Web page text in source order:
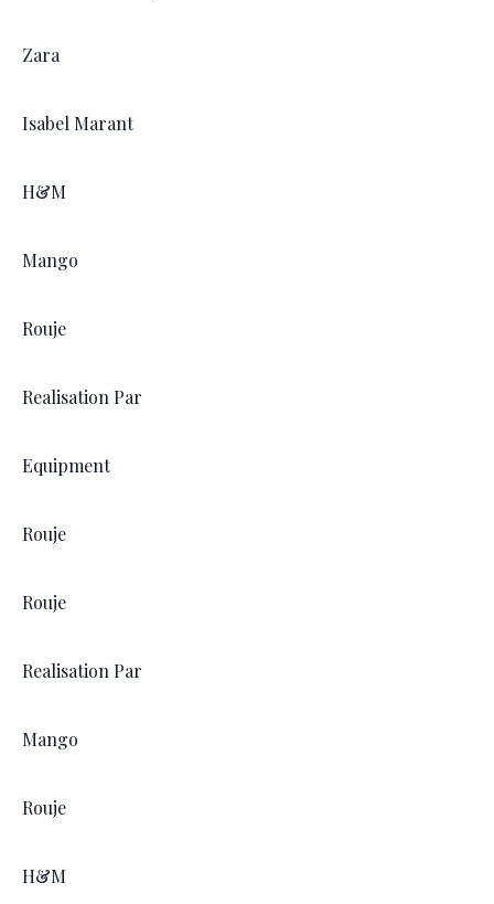
Zara
Isabel Marant
H&M
Mango
Rouje
Realisation Par
Equipment
Rouje
Rouje
Realisation Par
Mango
Rouje
H&M